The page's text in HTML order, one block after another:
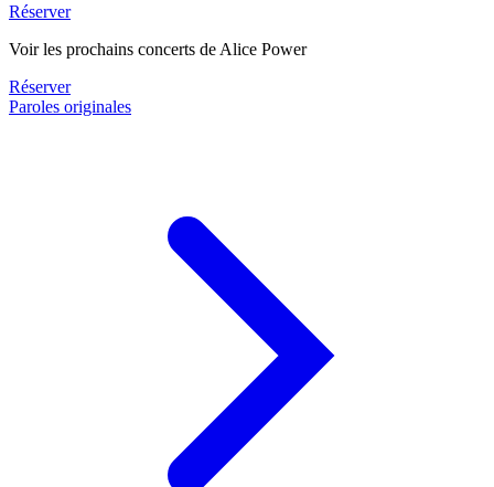
Réserver
Voir les prochains concerts de Alice Power
Réserver
Paroles originales